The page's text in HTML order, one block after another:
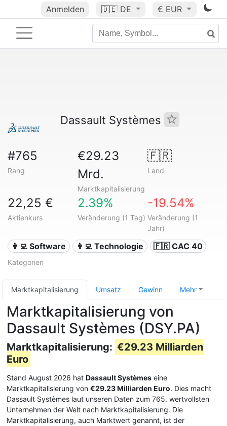
Anmelden 🇩🇪 DE € EUR
Dassault Systèmes
#765
Rang
€29.23
Mrd.
Marktkapitalisierung
🇫🇷
Land
22,25 €
Aktienkurs
2.39%
Veränderung (1 Tag)
-19.54%
Veränderung (1
Jahr)
👨‍💻 Software 👩‍💻 Technologie 🇫🇷 CAC 40
Kategorien
Marktkapitalisierung Umsatz Gewinn Mehr
Marktkapitalisierung von
Dassault Systèmes (DSY.PA)
Marktkapitalisierung: €29.23 Milliarden
Euro
Stand August 2026 hat Dassault Systèmes eine
Marktkapitalisierung von €29.23 Milliarden Euro. Dies macht
Dassault Systèmes laut unseren Daten zum 765. wertvollsten
Unternehmen der Welt nach Marktkapitalisierung. Die
Marktkapitalisierung, auch Marktwert genannt, ist der